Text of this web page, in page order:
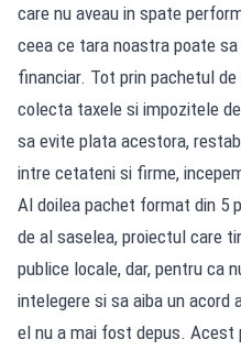
care nu aveau in spate
ceea ce tara noastra poate
financiar. Tot prin pachetul
colecta taxele si impozitele
sa evite plata acestora,
intre cetateni si firme,
Al doilea pachet format din 5
de al saselea, proiectul care
publice locale, dar, pentru ca
intelegere si sa aiba un acord
el nu a mai fost depus. Acest